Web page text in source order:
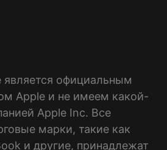
официальным
Apple и не имеем какой-
Apple Inc. Все
марки, такие как
и другие, принадлежат